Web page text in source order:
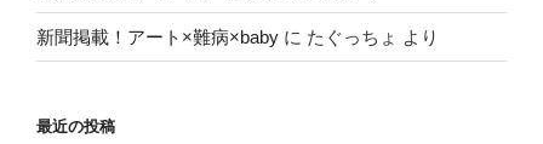
新聞掲載！アート×難病×baby に たぐっちょ より
最近の投稿